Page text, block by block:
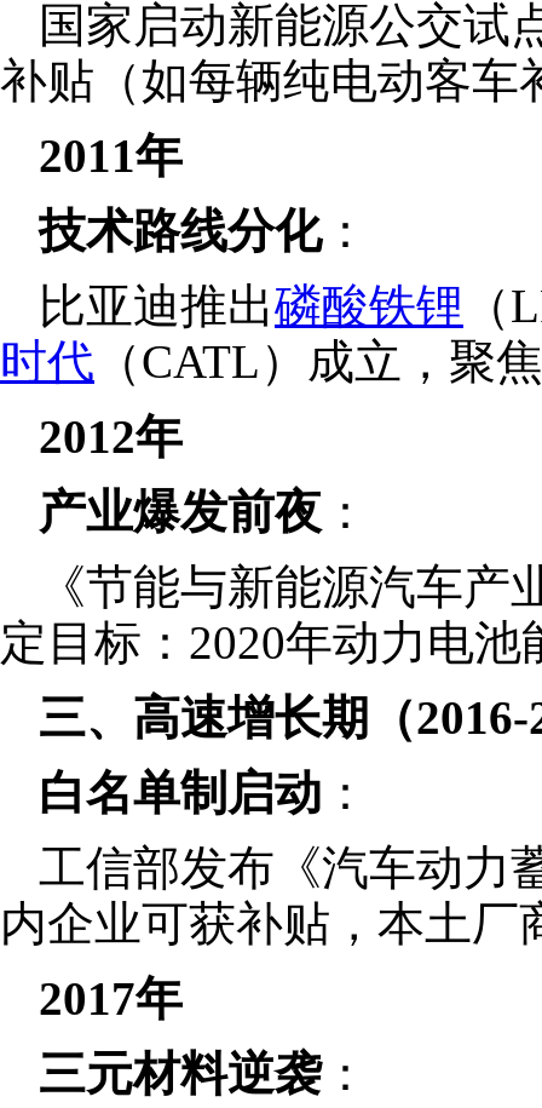
国家启动新能源公交试
补贴（如每辆纯电动客车
2011年
技术路线分化：
比亚迪推出磷酸铁锂
时代 （CATL）成立，聚
2012年
产业爆发前夜 ：
《节能与新能源汽车产
定目标：2020年动力电
三、高速增长期（2016-
白名单制启动 ：
工信部发布《汽车动力
内企业可获补贴，本土
2017年
三元材料逆袭：